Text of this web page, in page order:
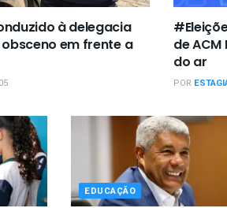
à delegacia
em frente a
de
do ar
POR
EDUCAÇÃO